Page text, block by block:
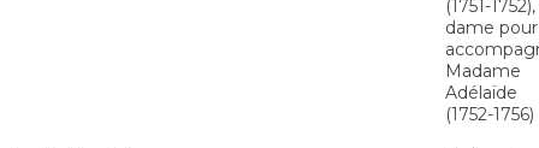
(1751-1752),
dame pour
Madame
Adélaïde
(1752-1756)